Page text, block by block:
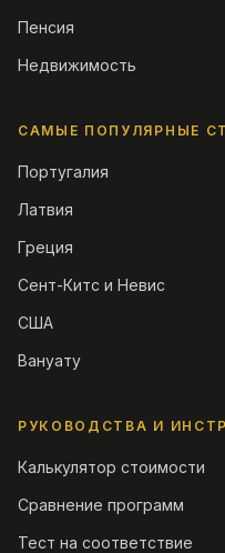
Пенсия
Недвижимость
САМЫЕ ПОПУЛЯРНЫЕ
Португалия
Латвия
Греция
Сент-Китс и Невис
США
Вануату
РУКОВОДСТВА И
Калькулятор стоимости
Сравнение программ
Тест на соответствие